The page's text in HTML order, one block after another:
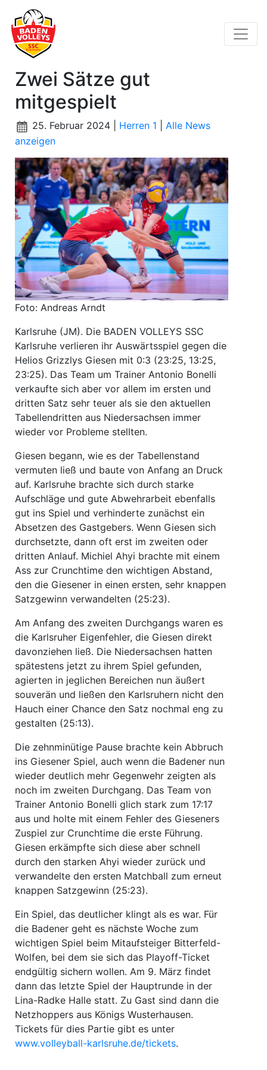
Zwei Sätze gut
mitgespielt
25. Februar 2024 | Herren 1
Alle News
anzeigen
Foto: Andreas Arndt
Karlsruhe (JM). Die BADEN VOLLEYS SSC
Karlsruhe verlieren ihr Auswärtsspiel gegen die
Helios Grizzlys Giesen mit 0:3 (23:25, 13:25,
23:25). Das Team um Trainer Antonio Bonelli
verkaufte sich aber vor allem im ersten und
dritten Satz sehr teuer als sie den aktuellen
Tabellendritten aus Niedersachsen immer
wieder vor Probleme stellten.
Giesen begann, wie es der Tabellenstand
vermuten ließ und baute von Anfang an Druck
auf. Karlsruhe brachte sich durch starke
Aufschläge und gute Abwehrarbeit ebenfalls
gut ins Spiel und verhinderte zunächst ein
Absetzen des Gastgebers. Wenn Giesen sich
durchsetzte, dann oft erst im zweiten oder
dritten Anlauf. Michiel Ahyi brachte mit einem
Ass zur Crunchtime den wichtigen Abstand,
den die Giesener in einen ersten, sehr knappen
Satzgewinn verwandelten (25:23).
Am Anfang des zweiten Durchgangs waren es
die Karlsruher Eigenfehler, die Giesen direkt
davonziehen ließ. Die Niedersachsen hatten
spätestens jetzt zu ihrem Spiel gefunden,
agierten in jeglichen Bereichen nun äußert
souverän und ließen den Karlsruhern nicht den
Hauch einer Chance den Satz nochmal eng zu
gestalten (25:13).
Die zehnminütige Pause brachte kein Abbruch
ins Giesener Spiel, auch wenn die Badener nun
wieder deutlich mehr Gegenwehr zeigten als
noch im zweiten Durchgang. Das Team von
Trainer Antonio Bonelli glich stark zum 17:17
aus und holte mit einem Fehler des Gieseners
Zuspiel zur Crunchtime die erste Führung.
Giesen erkämpfte sich diese aber schnell
durch den starken Ahyi wieder zurück und
verwandelte den ersten Matchball zum erneut
knappen Satzgewinn (25:23).
Ein Spiel, das deutlicher klingt als es war. Für
die Badener geht es nächste Woche zum
wichtigen Spiel beim Mitaufsteiger Bitterfeld-
Wolfen, bei dem sie sich das Playoff-Ticket
endgültig sichern wollen. Am 9. März findet
dann das letzte Spiel der Hauptrunde in der
Lina-Radke Halle statt. Zu Gast sind dann die
Netzhoppers aus Königs Wusterhausen.
Tickets für dies Partie gibt es unter
www.volleyball-karlsruhe.de/tickets.